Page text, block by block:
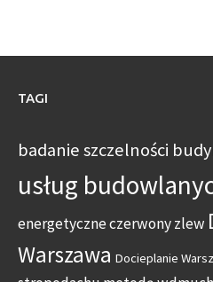
TAGI
badanie szczelności
usług
energetyczneczerwony zlew
Warszawa Docieplanie